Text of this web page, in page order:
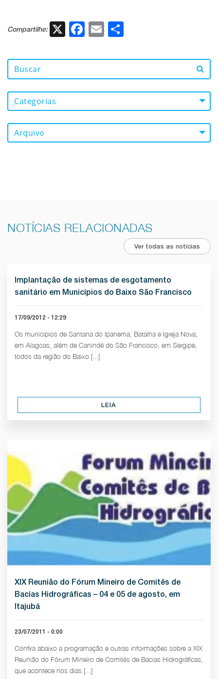
Compartilhe: X Facebook
Email
Categorias
Arquivo
NOTÍCIAS RELACIONADAS
Ver todas as notícias
Implantação de sistemas de esgotamento
sanitário em Municípios do Baixo São Francisco
17/09/2012 - 12:29
Os municípios de Santana do Ipanema, Batalha e Igreja Nova,
em Alagoas, além de Canindé do São Francisco, em Sergipe,
todos da região do Baixo [...]
LEIA
XIX Reunião do Fórum Mineiro de Comitês de
Bacias Hidrográficas – 04 e 05 de agosto, em
Itajubá
23/07/2011 - 0:00
Confira abaixo a programação e outras informações sobre a XIX
Reunião do Fórum Mineiro de Comitês de Bacias Hidrográficas,
que acontece nos dias [...]